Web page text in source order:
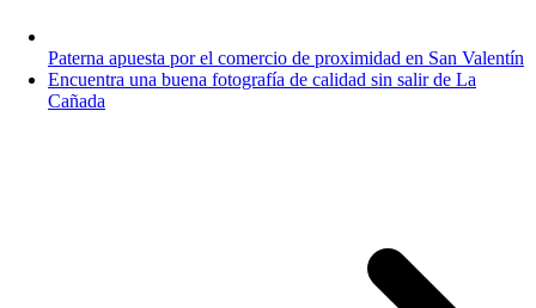
Paterna apuesta por el comercio de proximidad en San Valentín
Encuentra una buena fotografía de calidad sin salir de La
Cañada